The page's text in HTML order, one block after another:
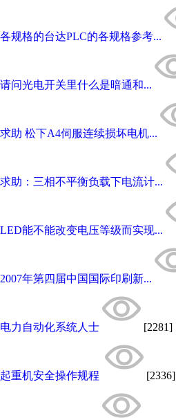
各规格的台达PLC的各规格参考...
请问光电开关里什么是暗通和...
求助 松下A4伺服连续损坏电机...
求助：三相不平衡负载下电流计...
LED能不能改变电压等级而实现...
2007年第四届中国国际印刷新...
电力自动化系统人士 [2281]
起重机安全操作规程 [2336]